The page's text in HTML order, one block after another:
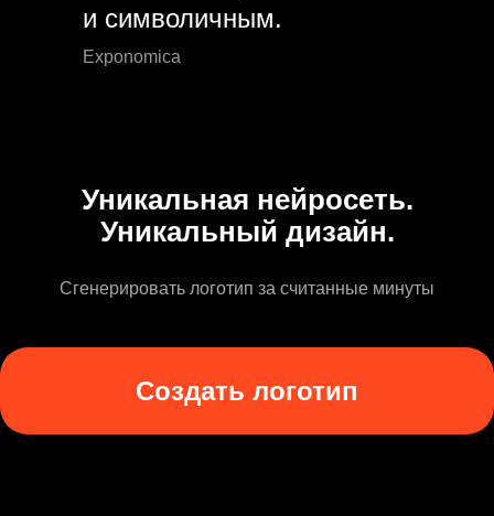
и символичным.
Exponomica
Уникальная нейросеть.
Уникальный дизайн.
Сгенерировать логотип за считанные минуты
Создать логотип